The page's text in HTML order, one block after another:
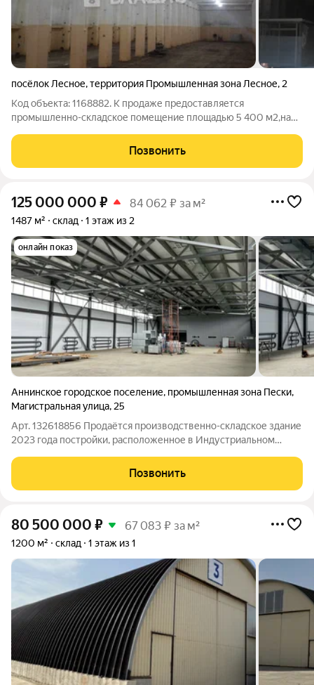
посёлок Лесное,территория Промышленная зона Лесное, 2
Код объекта: 1168882. К продаже предоставляется
промышленно-складское помещение площадью 5 400 м2,на
территории "Промзона Лесное" во Всеволожском районе
Ленинградской области. Объект находиться в 38
Позвонить
125 000 000 ₽ 84 062 ₽ за м²
1487 м² склад 1 этаж из 2
онлайн показ
Аннинское городское поселение, промышленная зона Пески,
Магистральная улица, 25
Арт. 132618856 Продаётся производственно-складское здание
2023 года постройки, расположенное в Индустриальном
5000 кв.м. Общая площадь здания 1487 кв.м. Участок имеет
правильную форму и удобный
Позвонить
80 500 000 ₽ 67 083 ₽ за м²
1200 м² склад 1 этаж из 1